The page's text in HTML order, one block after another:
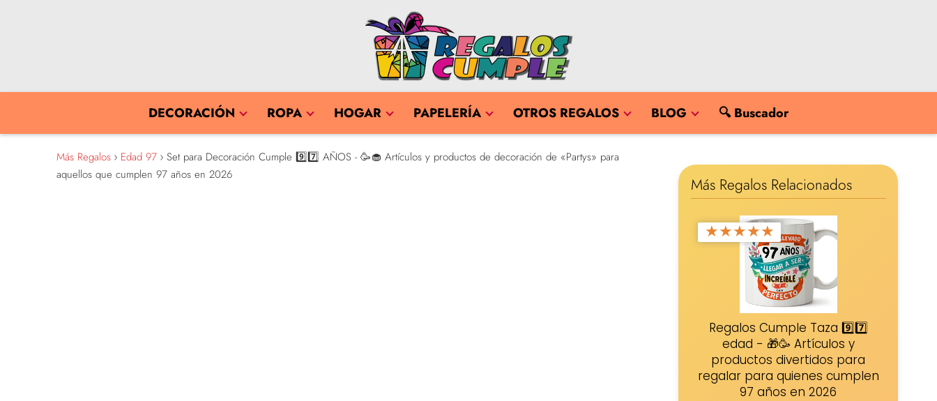
DECORACIÓN ROPA HOGAR PAPELERÍA OTROS REGALOS BLOG 🔍 Buscador
Más Regalos Edad 97
Set para Decoración Cumple 9️⃣7️⃣ AÑOS - 🥳🧁 Artículos y productos de decoración de «Partys» para
aquellos que cumplen 97 años en 2026
Más Regalos Relacionados
★★★★★
Regalos Cumple Taza 9️⃣7️⃣
edad - 🎁🥳 Artículos y
productos divertidos para
regalar para quienes cumplen
97 años en 2026